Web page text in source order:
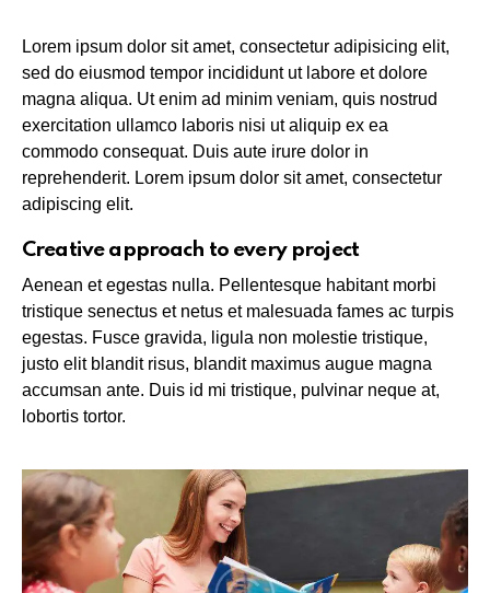
Lorem ipsum dolor sit amet, consectetur adipisicing elit,
sed do eiusmod tempor incididunt ut labore et dolore
magna aliqua. Ut enim ad minim veniam, quis nostrud
exercitation ullamco laboris nisi ut aliquip ex ea
commodo consequat. Duis aute irure dolor in
reprehenderit. Lorem ipsum dolor sit amet, consectetur
adipiscing elit.
Creative approach to every project
Aenean et egestas nulla. Pellentesque habitant morbi
tristique senectus et netus et malesuada fames ac turpis
egestas. Fusce gravida, ligula non molestie tristique,
justo elit blandit risus, blandit maximus augue magna
accumsan ante. Duis id mi tristique, pulvinar neque at,
lobortis tortor.